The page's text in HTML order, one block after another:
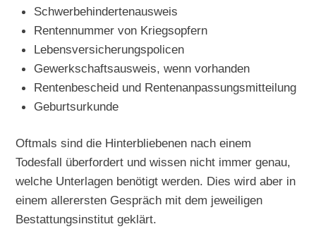
Schwerbehindertenausweis
Rentennummer von Kriegsopfern
Lebensversicherungspolicen
Gewerkschaftsausweis, wenn vorhanden
Rentenbescheid und Rentenanpassungsmitteilung
Geburtsurkunde
Oftmals sind die Hinterbliebenen nach einem
Todesfall überfordert und wissen nicht immer genau,
welche Unterlagen benötigt werden. Dies wird aber in
einem allerersten Gespräch mit dem jeweiligen
Bestattungsinstitut geklärt.